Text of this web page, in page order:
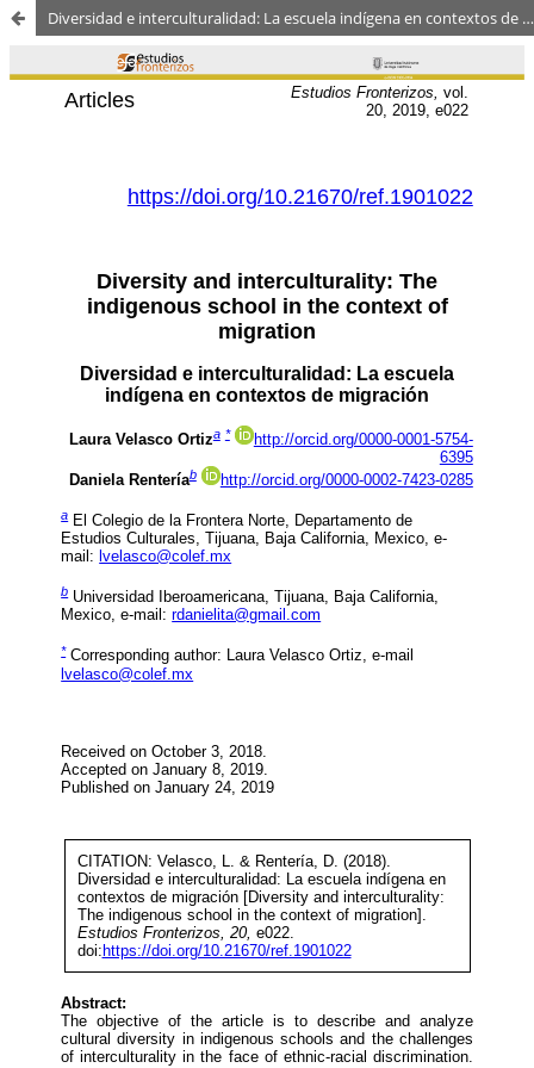
Diversidad e interculturalidad: La escuela indígena en contextos de migración